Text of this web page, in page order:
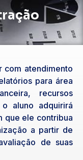
com atendimento
para área
recursos
aluno adquirirá
que ele contribua
a partir de
de suas